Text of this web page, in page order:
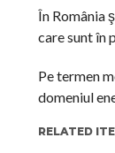
În România
care sunt în
Pe termen
domeniul
RELATED